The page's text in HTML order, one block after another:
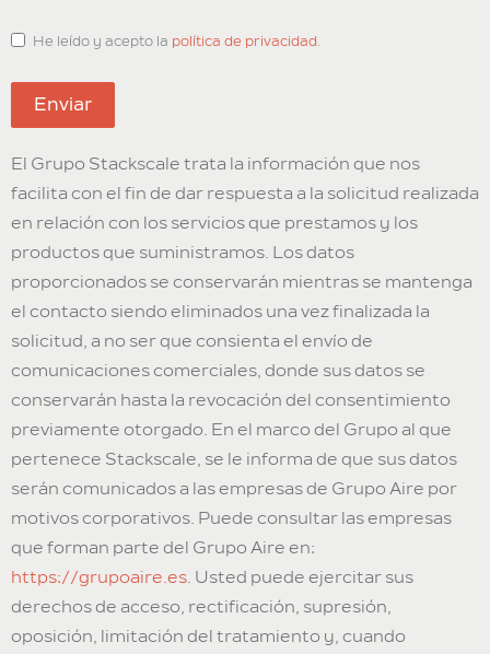
He leído y acepto la política de privacidad.
Enviar
El Grupo Stackscale trata la información que nos
facilita con el fin de dar respuesta a la solicitud realizada
en relación con los servicios que prestamos y los
productos que suministramos. Los datos
proporcionados se conservarán mientras se mantenga
el contacto siendo eliminados una vez finalizada la
solicitud, a no ser que consienta el envío de
comunicaciones comerciales, donde sus datos se
conservarán hasta la revocación del consentimiento
previamente otorgado. En el marco del Grupo al que
pertenece Stackscale, se le informa de que sus datos
serán comunicados a las empresas de Grupo Aire por
motivos corporativos. Puede consultar las empresas
que forman parte del Grupo Aire en:
https://grupoaire.es. Usted puede ejercitar sus
derechos de acceso, rectificación, supresión,
oposición, limitación del tratamiento y, cuando